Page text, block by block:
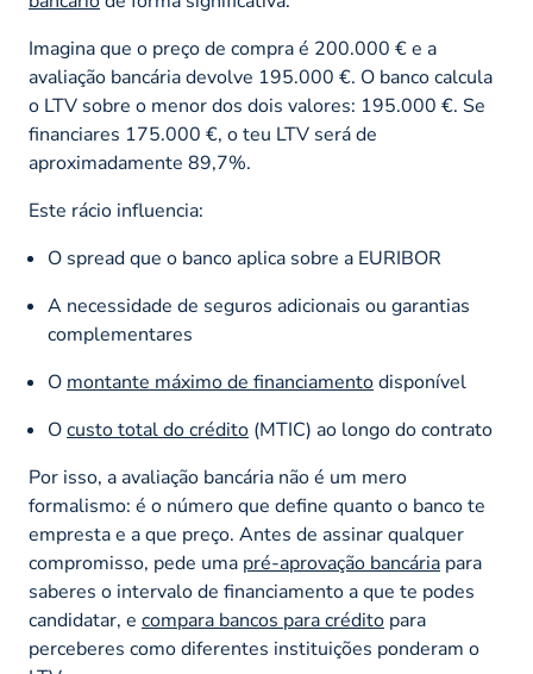
Imagina que o preço de compra é 200.000 € e a
avaliação bancária devolve 195.000 €. O banco calcula
o LTV sobre o menor dos dois valores: 195.000 €. Se
financiares 175.000 €, o teu LTV será de
aproximadamente 89,7%.
Este rácio influencia:
O spread que o banco aplica sobre a EURIBOR
A necessidade de seguros adicionais ou garantias
complementares
O montante máximo de financiamentodisponível
Ocusto total do crédito (MTIC) ao longo do contrato
Por isso, a avaliação bancária não é um mero
formalismo: é o número que define quanto o banco te
empresta e a que preço. Antes de assinar qualquer
compromisso, pede uma pré-aprovação bancária para
saberes o intervalo de financiamento a que te podes
candidatar, e compara bancos para crédito para
perceberes como diferentes instituições ponderam o